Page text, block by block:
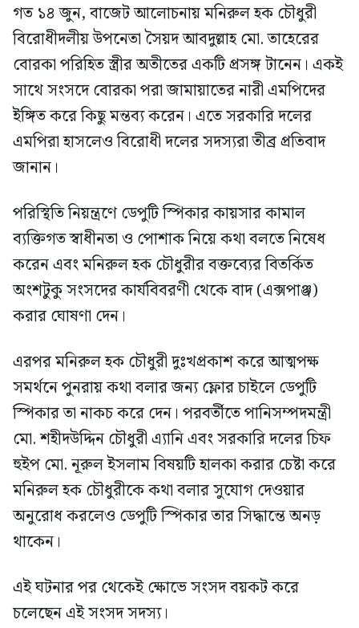
গত ১৪ জুন, বাজেট আলোচনায় মনিরুল হক চৌধুরী
বিরোধীদলীয় উপনেতা সৈয়দ আবদুল্লাহ মো. তাহেরের
বোরকা পরিহিত স্ত্রীর অতীতের একটি প্রসঙ্গ টানেন। একই
সাথে সংসদে বোরকা পরা জামায়াতের নারী এমপিদের
ইঙ্গিত করে কিছু মন্তব্য করেন। এতে সরকারি দলের
এমপিরা হাসলেও বিরোধী দলের সদস্যরা তীব্র প্রতিবাদ
জানান।
পরিস্থিতি নিয়ন্ত্রণে ডেপুটি স্পিকার কায়সার কামাল
ব্যক্তিগত স্বাধীনতা ও পোশাক নিয়ে কথা বলতে নিষেধ
করেন এবং মনিরুল হক চৌধুরীর বক্তব্যের বিতর্কিত
অংশটুকু সংসদের কার্যবিবরণী থেকে বাদ (এক্সপাঞ্জ)
করার ঘোষণা দেন।
এরপর মনিরুল হক চৌধুরী দুঃখপ্রকাশ করে আত্মপক্ষ
সমর্থনে পুনরায় কথা বলার জন্য ফ্লোর চাইলে ডেপুটি
স্পিকার তা নাকচ করে দেন। পরবর্তীতে পানিসম্পদমন্ত্রী
মো. শহীদউদ্দিন চৌধুরী এ্যানি এবং সরকারি দলের চিফ
হুইপ মো. নূরুল ইসলাম বিষয়টি হালকা করার চেষ্টা করে
মনিরুল হক চৌধুরীকে কথা বলার সুযোগ দেওয়ার
অনুরোধ করলেও ডেপুটি স্পিকার তার সিদ্ধান্তে অনড়
থাকেন।
এই ঘটনার পর থেকেই ক্ষোভে সংসদ বয়কট করে
চলেছেন এই সংসদ সদস্য।